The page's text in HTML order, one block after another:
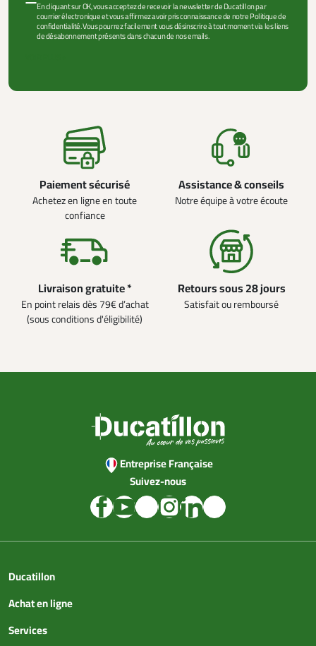
En cliquant sur OK, vous acceptez de recevoir la newsletter de Ducatillon par
courrier électronique et vous affirmez avoir pris connaissance de notre Politique de
confidentialité. Vous pourrez facilement vous désinscrire à tout moment via les liens
de désabonnement présents dans chacun de nos emails.
Paiement sécurisé
Achetez en ligne en toute
confiance
Assistance & conseils
Notre équipe à votre écoute
Livraison gratuite *
En point relais dès 79€ d’achat
(sous conditions d'éligibilité)
Retours sous 28 jours
Satisfait ou remboursé
Entreprise Française
Suivez-nous
Ducatillon
Achat en ligne
Services